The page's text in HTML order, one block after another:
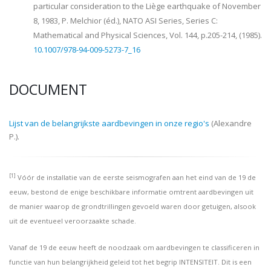
particular consideration to the Liège earthquake of November
8, 1983, P. Melchior (éd.), NATO ASI Series, Series C:
Mathematical and Physical Sciences, Vol. 144, p.205-214, (1985).
10.1007/978-94-009-5273-7_16
DOCUMENT
Lijst van de belangrijkste aardbevingen in onze regio's (Alexandre
P.).
[1] Vóór de installatie van de eerste seismografen aan het eind van de 19 de
eeuw, bestond de enige beschikbare informatie omtrent aardbevingen uit
de manier waarop de grondtrillingen gevoeld waren door getuigen, alsook
uit de eventueel veroorzaakte schade.
Vanaf de 19 de eeuw heeft de noodzaak om aardbevingen te classificeren in
functie van hun belangrijkheid geleid tot het begrip INTENSITEIT. Dit is een